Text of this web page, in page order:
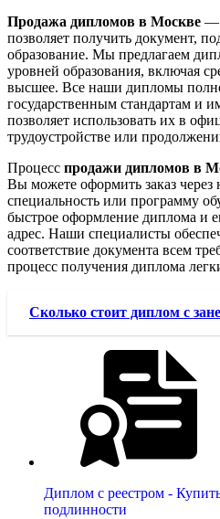
Продажа дипломов в Москве —
позволяет получить документ,
образование. Мы предлагаем
уровней образования, включая
высшее. Все наши дипломы
государственным стандартам и
позволяет использовать их в
трудоустройстве или
Процесс продажи дипломов в
Вы можете оформить заказ
специальность или программу
быстрое оформление диплома и
адрес. Наши специалисты
соответствие документа всем
процесс получения диплома
Сколько стоит диплом с
Диплом с реестром -
подлинности